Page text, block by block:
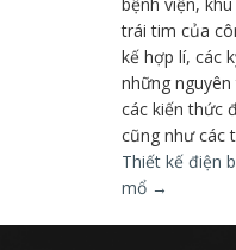
trái tim của
kế hợp lí, các
những
các kiến thức
cũng như các
Thiết kế điện
mổ →